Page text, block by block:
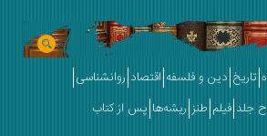
دین و فلسفه اقتصاد روانشناسی
فیلم طنز ریشه‌ها پس از کتاب